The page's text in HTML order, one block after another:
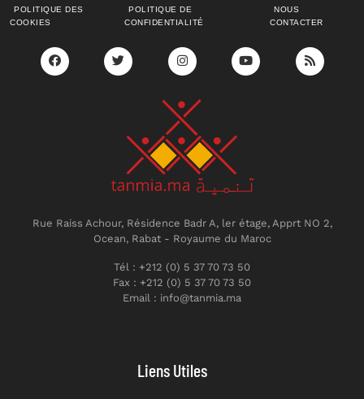
POLITIQUE DES
COOKIES
POLITIQUE DE
CONFIDENTIALITÉ
NOUS
CONTACTER
Rue Raiss Achour, Résidence Badr A, ler étage, Apprt NO 2,
Ocean, Rabat - Royaume du Maroc
Tél : +212 (0) 5 37 70 73 50
Fax : +212 (0) 5 37 70 73 50
Email : info@tanmia.ma
Liens Utiles